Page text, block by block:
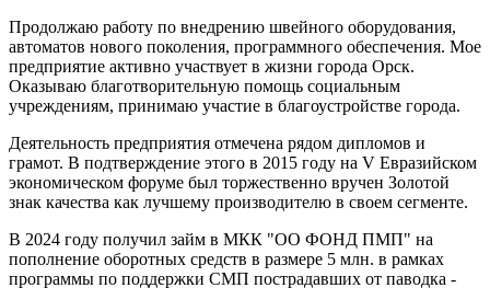
Продолжаю работу по внедрению швейного оборудования,
автоматов нового поколения, программного обеспечения. Мое
предприятие активно участвует в жизни города Орск.
Оказываю благотворительную помощь социальным
учреждениям, принимаю участие в благоустройстве города.
Деятельность предприятия отмечена рядом дипломов и
грамот. В подтверждение этого в 2015 году на V Евразийском
экономическом форуме был торжественно вручен Золотой
знак качества как лучшему производителю в своем сегменте.
В 2024 году получил займ в МКК "ОО ФОНД ПМП" на
пополнение оборотных средств в размере 5 млн. в рамках
программы по поддержки СМП пострадавших от паводка -